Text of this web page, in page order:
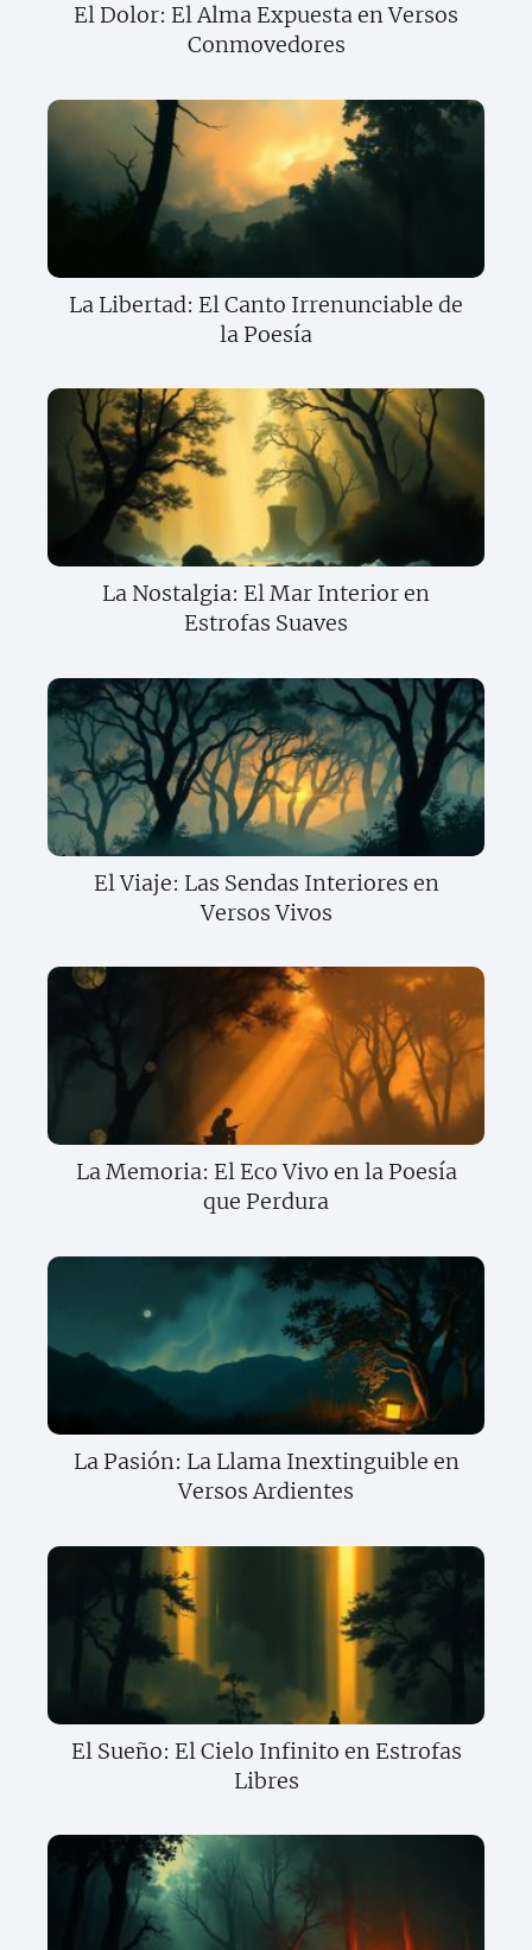
El Dolor: El Alma Expuesta en Versos
Conmovedores
La Libertad: El Canto Irrenunciable de
la Poesía
La Nostalgia: El Mar Interior en
Estrofas Suaves
El Viaje: Las Sendas Interiores en
Versos Vivos
La Memoria: El Eco Vivo en la Poesía
que Perdura
La Pasión: La Llama Inextinguible en
Versos Ardientes
El Sueño: El Cielo Infinito en Estrofas
Libres